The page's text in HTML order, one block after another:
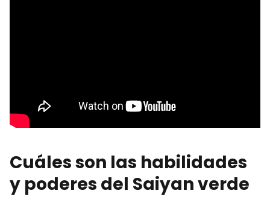
Cuáles son las habilidades
y poderes del Saiyan verde